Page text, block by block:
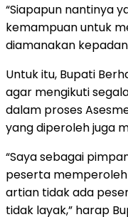
“Siapapun nantinya
kemampuan untuk
diamanakan
Untuk itu, Bupati
agar mengikuti
dalam proses
yang diperoleh juga
“Saya sebagai
peserta
artian tidak ada
tidak layak,” harap